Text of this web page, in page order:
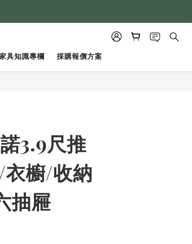
具知識專欄 採購報價方案
3.9尺推
櫥/收納
抽屜